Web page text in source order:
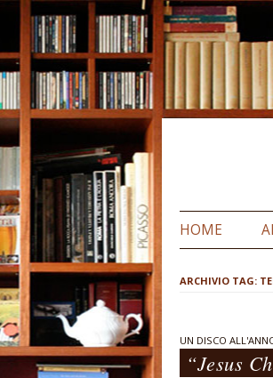
HOME
ARCHIVIO TAG:
UN DISCO
“Jesus